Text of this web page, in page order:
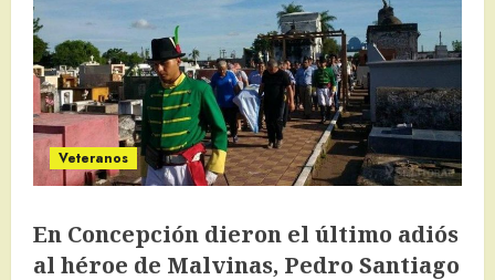
Veteranos
En Concepción dieron el último adiós
al héroe de Malvinas, Pedro Santiago